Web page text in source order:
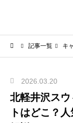
記事一覧 キ
2026.03.20
北軽井沢ス
トはどこ？